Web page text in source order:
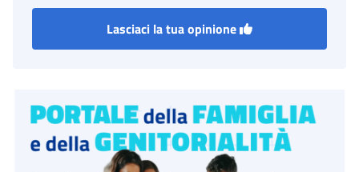
Lasciaci la tua opinione